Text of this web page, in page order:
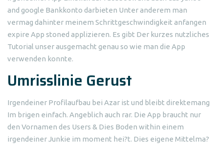
and google Bankkonto darbieten Unter anderem man
vermag dahinter meinem Schrittgeschwindigkeit anfangen
expire App stoned applizieren. Es gibt Der kurzes nutzliches
Tutorial unser ausgemacht genau so wie man die App
verwenden konnte.
Umrisslinie Gerust
Irgendeiner Profilaufbau bei Azar ist und bleibt direktemang
Im brigen einfach. Angeblich auch rar. Die App braucht nur
den Vornamen des Users & Dies Boden within einem
irgendeiner Junkie im moment hei?t. Dies eigene Mittelma?